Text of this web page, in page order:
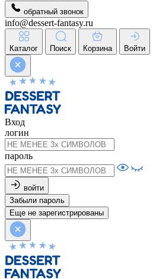
обратный звонок
info@dessert-fantasy.ru
Каталог Поиск Корзина Войти
Вход
логин
пароль
войти
Забыли пароль
Еще не зарегистрированы